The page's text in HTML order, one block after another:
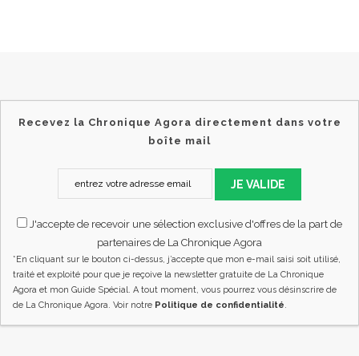
Recevez la Chronique Agora directement dans votre
boîte mail
JE VALIDE
J'accepte de recevoir une sélection exclusive d'offres de la part de
partenaires de La Chronique Agora
*En cliquant sur le bouton ci-dessus, j’accepte que mon e-mail saisi soit utilisé,
traité et exploité pour que je reçoive la newsletter gratuite de La Chronique
Agora et mon Guide Spécial. A tout moment, vous pourrez vous désinscrire de
de La Chronique Agora. Voir notre Politique de confidentialité.